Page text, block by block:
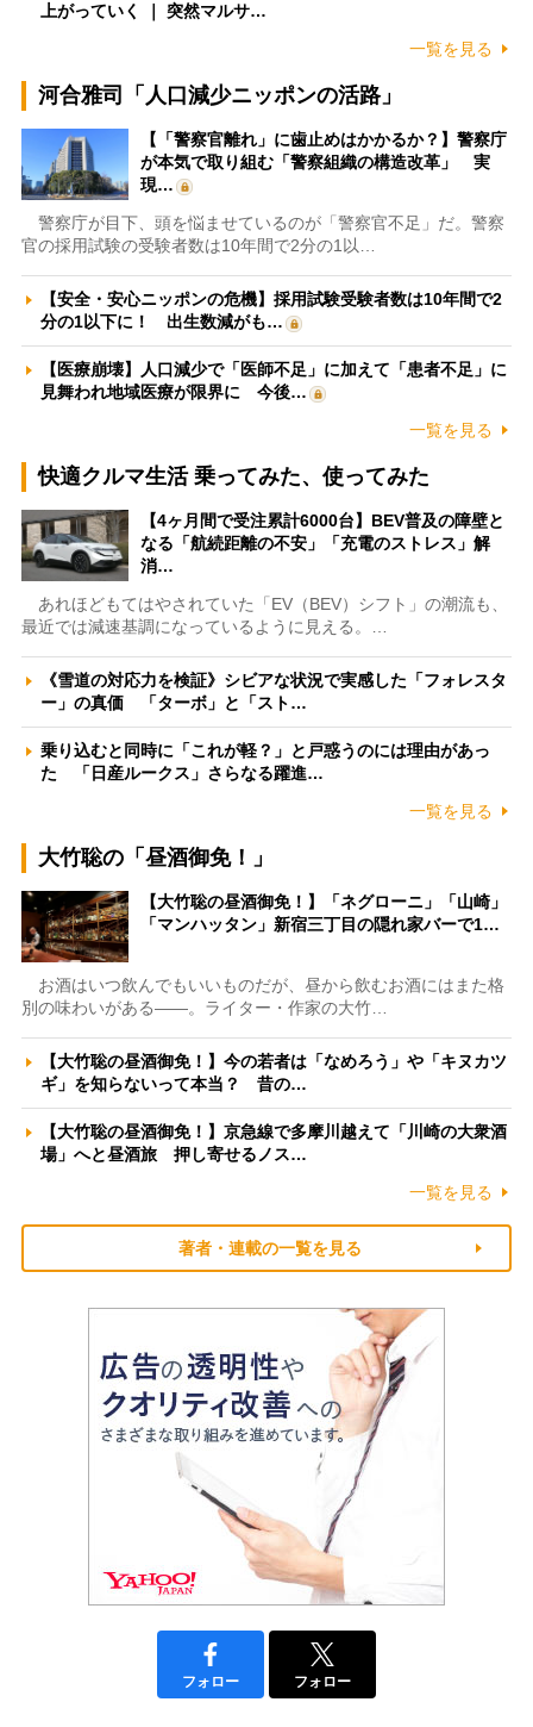
上がっていく ｜ 突然マルサ…
一覧を見る
河合雅司「人口減少ニッポンの活路」
【「警察官離れ」に歯止めはかかるか？】警察庁
が本気で取り組む「警察組織の構造改革」 実
現…
警察庁が目下、頭を悩ませているのが「警察官不足」だ。警察
官の採用試験の受験者数は10年間で2分の1以…
【安全・安心ニッポンの危機】採用試験受験者数は10年間で2
分の1以下に！ 出生数減がも…
【医療崩壊】人口減少で「医師不足」に加えて「患者不足」に
見舞われ地域医療が限界に 今後…
一覧を見る
快適クルマ生活 乗ってみた、使ってみた
【4ヶ月間で受注累計6000台】BEV普及の障壁と
なる「航続距離の不安」「充電のストレス」解
消…
あれほどもてはやされていた「EV（BEV）シフト」の潮流も、
最近では減速基調になっているように見える。…
《雪道の対応力を検証》シビアな状況で実感した「フォレスタ
ー」の真価 「ターボ」と「スト…
乗り込むと同時に「これが軽？」と戸惑うのには理由があっ
た 「日産ルークス」さらなる躍進…
一覧を見る
大竹聡の「昼酒御免！」
【大竹聡の昼酒御免！】「ネグローニ」「山崎」
「マンハッタン」新宿三丁目の隠れ家バーで1…
お酒はいつ飲んでもいいものだが、昼から飲むお酒にはまた格
別の味わいがある――。ライター・作家の大竹…
【大竹聡の昼酒御免！】今の若者は「なめろう」や「キヌカツ
ギ」を知らないって本当？ 昔の…
【大竹聡の昼酒御免！】京急線で多摩川越えて「川崎の大衆酒
場」へと昼酒旅 押し寄せるノス…
一覧を見る
著者・連載の一覧を見る
フォロー フォロー